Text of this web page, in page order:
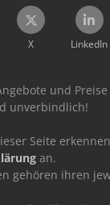
X LinkedIn
und
unverbindlich!
Seite
an.
gehören ihren